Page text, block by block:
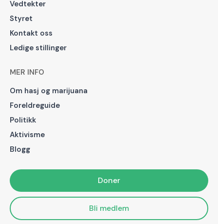
Vedtekter
Styret
Kontakt oss
Ledige stillinger
MER INFO
Om hasj og marijuana
Foreldreguide
Politikk
Aktivisme
Blogg
Doner
Bli medlem